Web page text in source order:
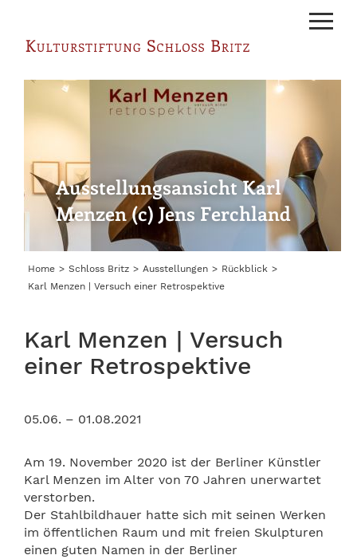
Menu
Ausstellungsansicht Karl
Menzen (c) Jens Ferchland
Home Schloss Britz Ausstellungen
Rückblick
Karl Menzen | Versuch einer Retrospektive
Karl Menzen | Versuch
einer Retrospektive
05.06. – 01.08.2021
Am 19. November 2020 ist der Berliner Künstler
Karl Menzen im Alter von 70 Jahren unerwartet
verstorben.
Der Stahlbildhauer hatte sich mit seinen Werken
im öffentlichen Raum und mit freien Skulpturen
einen guten Namen in der Berliner